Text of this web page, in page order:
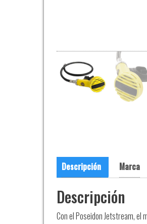
Descripción Marca
Descripción
Con el Poseidon Jetstream,